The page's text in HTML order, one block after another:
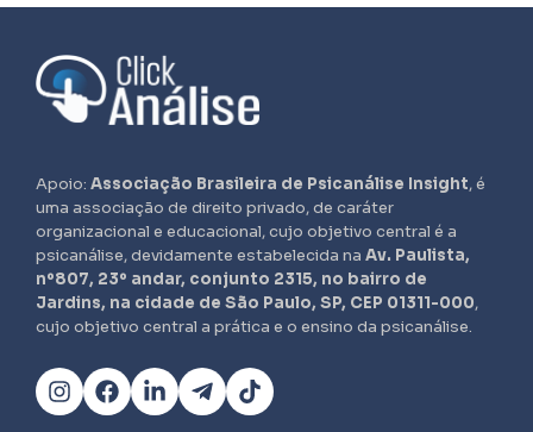
Apoio: Associação Brasileira de Psicanálise Insight, é
uma associação de direito privado, de caráter
organizacional e educacional, cujo objetivo central é a
psicanálise, devidamente estabelecida na Av. Paulista,
nº807, 23º andar, conjunto 2315, no bairro de
Jardins, na cidade de São Paulo, SP, CEP 01311-000,
cujo objetivo central a prática e o ensino da psicanálise.